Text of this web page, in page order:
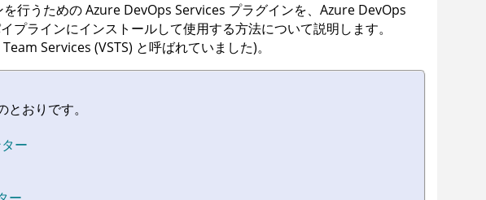
行うための Azure DevOps Services プラグインを、Azure DevOps
プラインにインストールして使用する方法について説明します。
Services (VSTS) と呼ばれていました)。
おりです。
ー